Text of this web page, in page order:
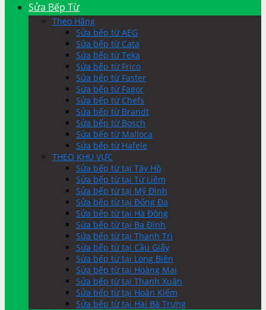
Sửa Bếp Từ
Theo Hãng
Sửa bếp từ AEG
Sửa bếp từ Cata
Sửa bếp từ Teka
Sửa bếp từ Frico
Sửa bếp từ Faster
Sửa bếp từ Fagor
Sửa bếp từ Chefs
Sửa bếp từ Brandt
Sửa bếp từ Bosch
Sửa bếp từ Malloca
Sửa bếp từ Hafele
THEO KHU VỰC
Sửa bếp từ tại Tây Hồ
Sửa bếp từ tại Từ Liêm
Sửa bếp từ tại Mỹ Đình
Sửa bếp từ tại Đống Đa
Sửa bếp từ tại Hà Đông
Sửa bếp từ tại Ba Đình
Sửa bếp từ tại Thanh Trì
Sửa bếp từ tại Cầu Giấy
Sửa bếp từ tại Long Biên
Sửa bếp từ tại Hoàng Mai
Sửa bếp từ tại Thanh Xuân
Sửa bếp từ tại Hoàn Kiếm
Sửa bếp từ tại Hai Bà Trưng